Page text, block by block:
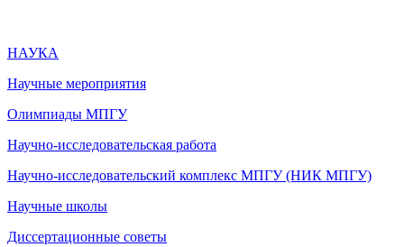
НАУКА
Научные мероприятия
Олимпиады МПГУ
Научно-исследовательская работа
Научно-исследовательский комплекс МПГУ (НИК МПГУ)
Научные школы
Диссертационные советы